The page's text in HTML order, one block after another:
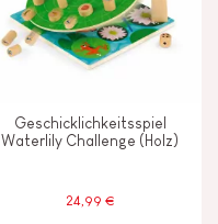
Geschicklichkeitsspiel
Waterlily Challenge (Holz)
24,99 €